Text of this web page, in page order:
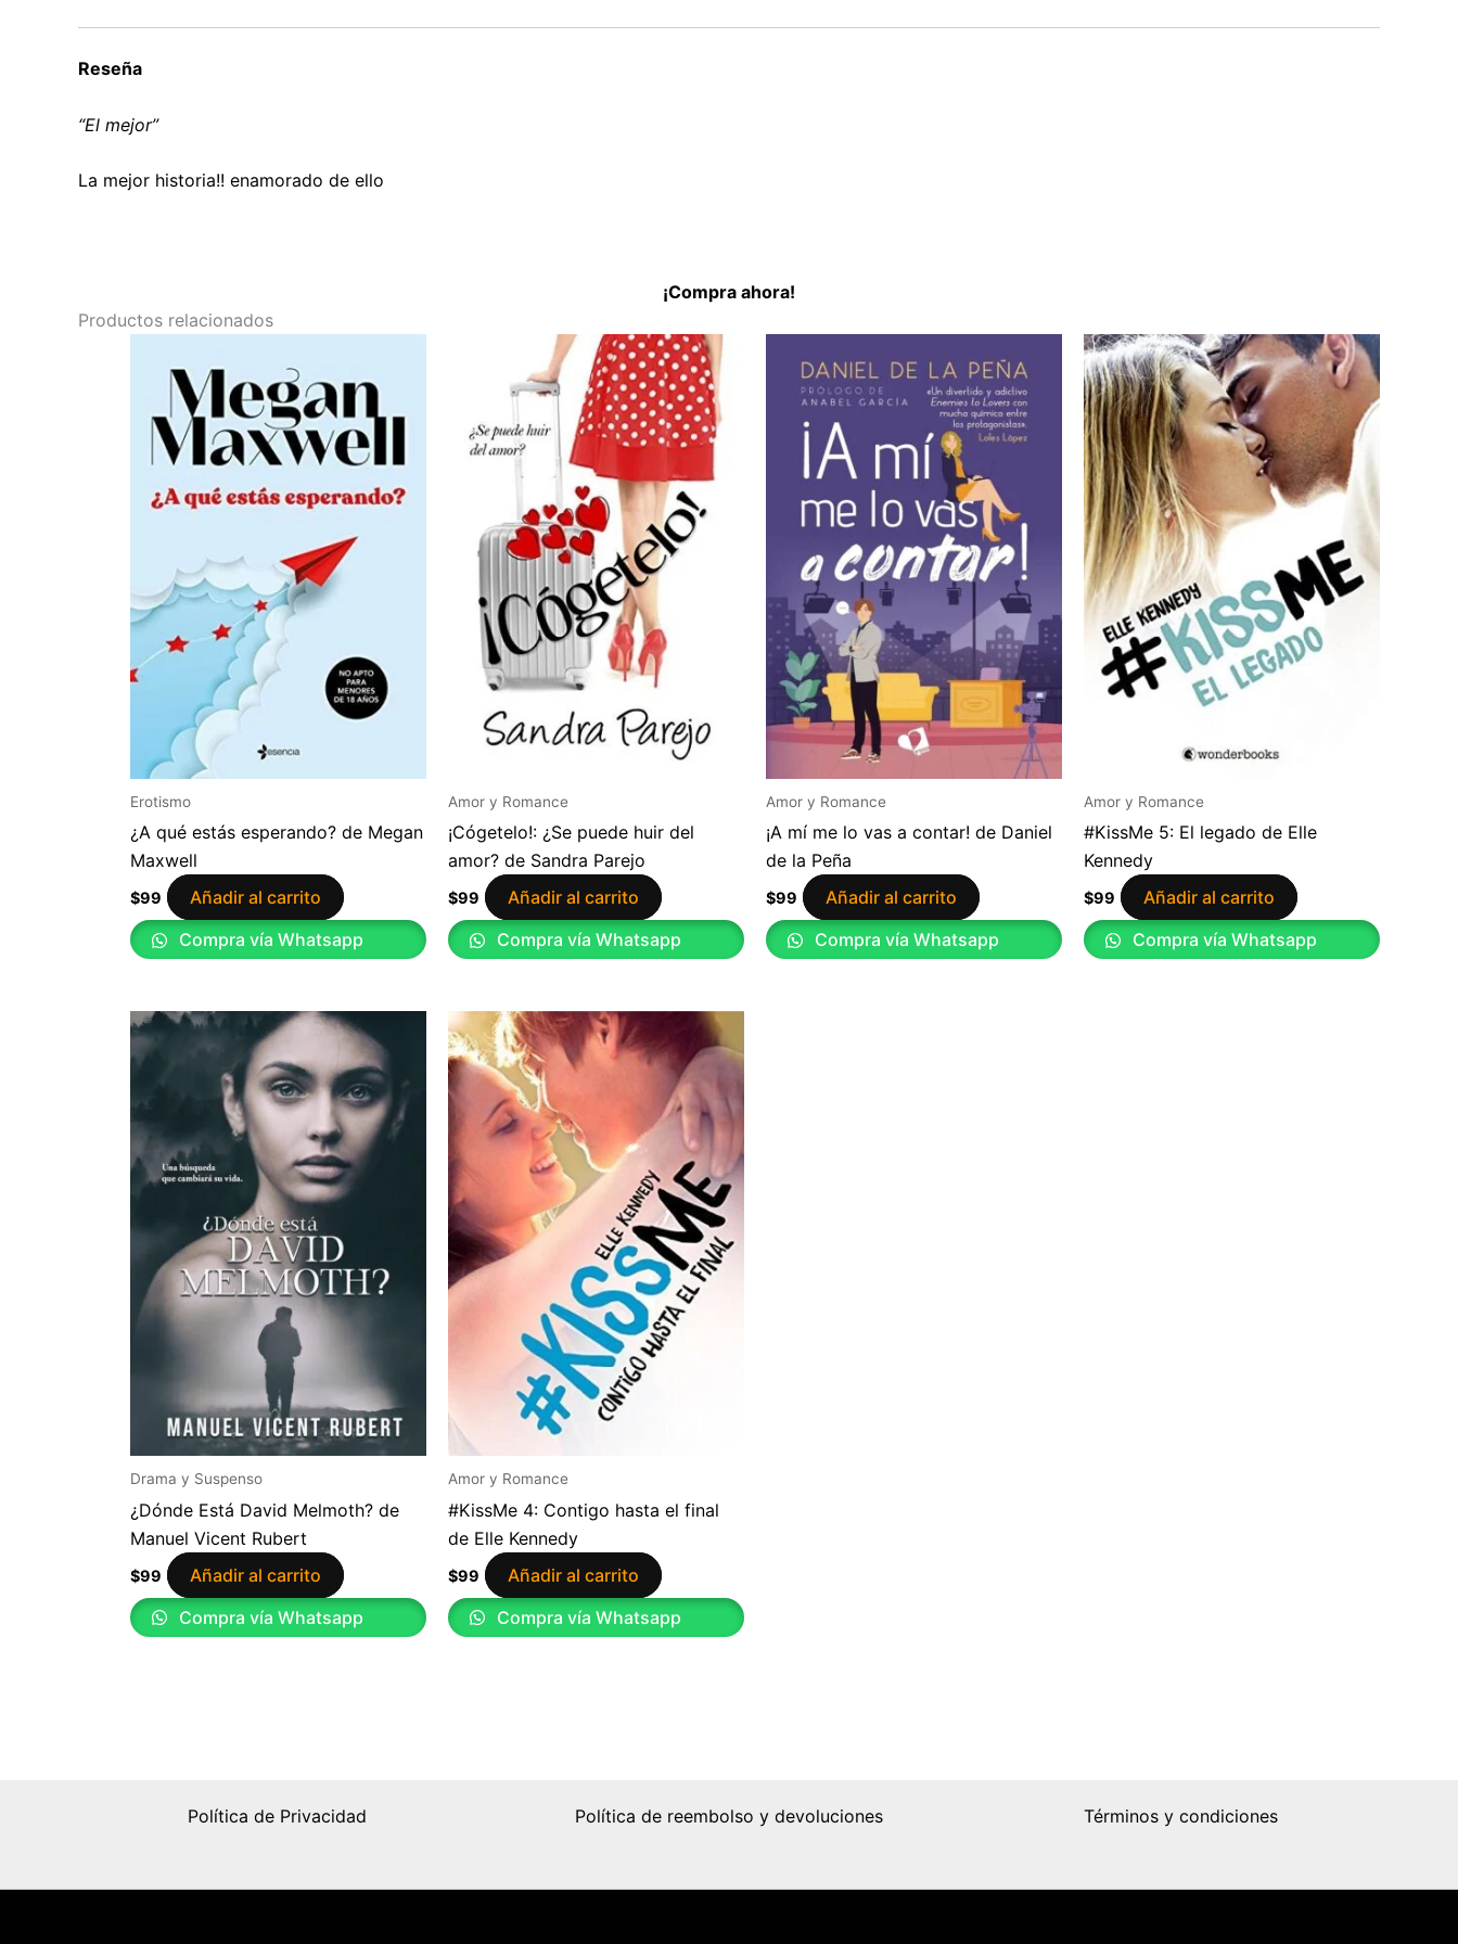
Reseña
“El mejor”
La mejor historia!! enamorado de ello
¡Compra ahora!
Productos relacionados
Erotismo
¿A qué estás esperando? de Megan
Maxwell
$99
Añadir al carrito
Compra vía Whatsapp
Amor y Romance
¡Cógetelo!: ¿Se puede huir del
amor? de Sandra Parejo
$99
Añadir al carrito
Compra vía Whatsapp
Amor y Romance
¡A mí me lo vas a contar! de Daniel
de la Peña
$99
Añadir al carrito
Compra vía Whatsapp
Amor y Romance
#KissMe 5: El legado de Elle
Kennedy
$99
Añadir al carrito
Compra vía Whatsapp
Drama y Suspenso
¿Dónde Está David Melmoth? de
Manuel Vicent Rubert
$99
Añadir al carrito
Compra vía Whatsapp
Amor y Romance
#KissMe 4: Contigo hasta el final
de Elle Kennedy
$99
Añadir al carrito
Compra vía Whatsapp
Política de Privacidad Política de reembolso y devoluciones Términos y condiciones